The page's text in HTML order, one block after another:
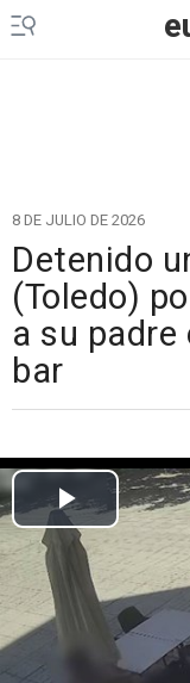
8 DE JULIO DE 2026
Detenido
(Toledo)
a su
bar